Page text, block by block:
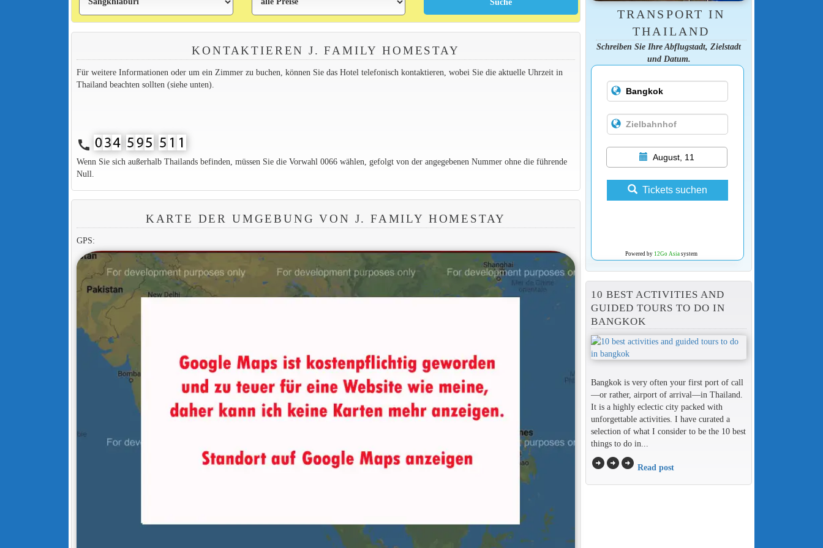
KONTAKTIEREN J. FAMILY HOMESTAY
Für weitere Informationen oder um ein Zimmer zu buchen, können Sie das Hotel telefonisch kontaktieren, wobei Sie die aktuelle Uhrzeit in
Thailand beachten sollten (siehe unten).
call
Wenn Sie sich außerhalb Thailands befinden, müssen Sie die Vorwahl 0066 wählen, gefolgt von der angegebenen Nummer ohne die führende
Null.
KARTE DER UMGEBUNG VON J. FAMILY HOMESTAY
GPS:
TRANSPORT IN
THAILAND
Schreiben Sie Ihre Abflugstadt, Zielstadt
und Datum.
August, 11
Tickets suchen
Powered by 12Go Asiasystem
10 BEST ACTIVITIES AND
GUIDED TOURS TO DO IN
BANGKOK
Bangkok is very often your first port of call
—or rather, airport of arrival—in Thailand.
It is a highly eclectic city packed with
unforgettable activities. I have curated a
selection of what I consider to be the 10 best
things to do in...
arrow_circle_rightarrow_circle_rightarrow_circle_right Read post